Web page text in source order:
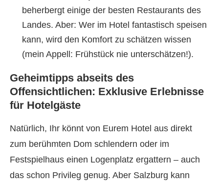
beherbergt einige der besten Restaurants des
Landes. Aber: Wer im Hotel fantastisch speisen
kann, wird den Komfort zu schätzen wissen
(mein Appell: Frühstück nie unterschätzen!).
Geheimtipps abseits des
Offensichtlichen: Exklusive Erlebnisse
für Hotelgäste
Natürlich, Ihr könnt von Eurem Hotel aus direkt
zum berühmten Dom schlendern oder im
Festspielhaus einen Logenplatz ergattern – auch
das schon Privileg genug. Aber Salzburg kann